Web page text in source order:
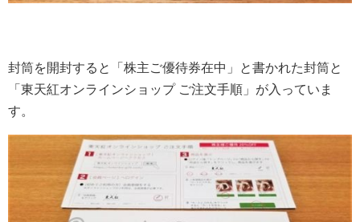
封筒を開封すると「株主ご優待券在中」と書かれた封筒と
「東天紅オンラインショップ ご注文手順」が入っていま
す。